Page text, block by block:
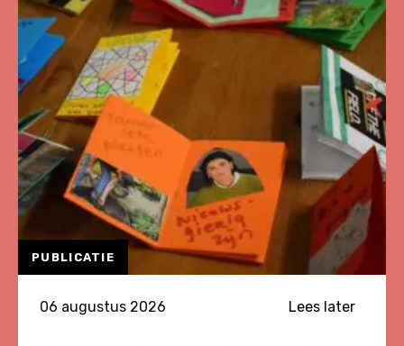
PUBLICATIE
06 augustus 2026 Lees later